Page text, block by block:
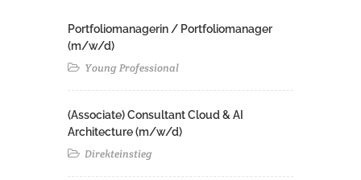
Portfoliomanagerin / Portfoliomanager
(m/w/d)
Young Professional
(Associate) Consultant Cloud & AI
Architecture (m/w/d)​ ​
Direkteinstieg